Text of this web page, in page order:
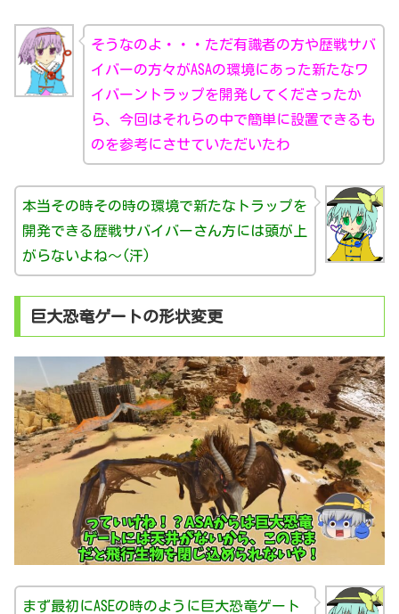
そうなのよ・・・ただ有識者の方や歴戦サバ
イバーの方々がASAの環境にあった新たなワ
イバーントラップを開発してくださったか
ら、今回はそれらの中で簡単に設置できるも
のを参考にさせていただいたわ
本当その時その時の環境で新たなトラップを
開発できる歴戦サバイバーさん方には頭が上
がらないよね～(汗)
巨大恐竜ゲートの形状変更
まず最初にASEの時のように巨大恐竜ゲート